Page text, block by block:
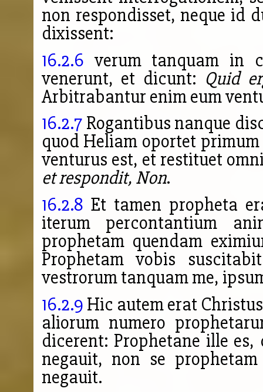
non respondisset, neque id
dixissent:
16.2.6 verum tanquam in
venerunt, et dicunt: Quid
Arbitrabantur enim eum
16.2.7Rogantibus nanque
quod Heliam oportet
venturus est, et restituet
et respondit, Non.
16.2.8 Et tamen propheta
iterum percontantium
prophetam quendam
Prophetam vobis
vestrorum tanquam me,
16.2.9 Hic autem erat
aliorum numero
dicerent: Prophetane ille
negauit, non se
negauit.